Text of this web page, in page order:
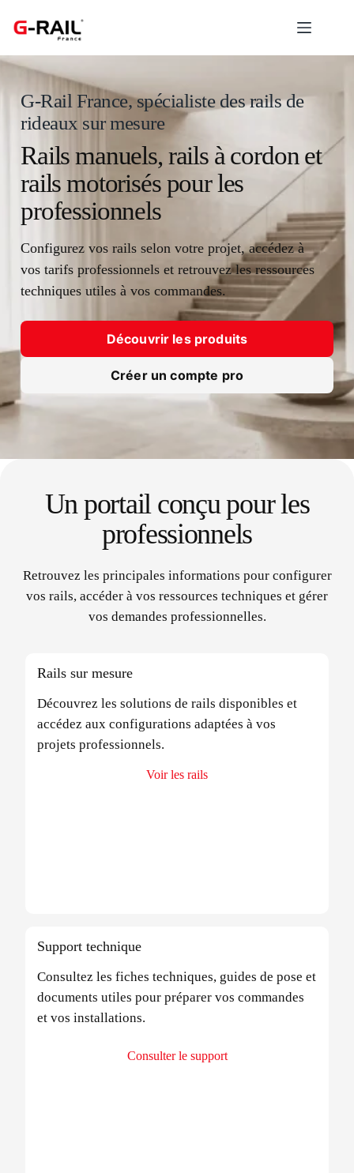
contenu
G-Rail France, spécialiste des rails de
rideaux sur mesure
Rails manuels, rails à cordon et
rails motorisés pour les
professionnels
Configurez vos rails selon votre projet, accédez à
vos tarifs professionnels et retrouvez les ressources
techniques utiles à vos commandes.
Découvrir les produits
Créer un compte pro
Un portail conçu pour les
professionnels
Retrouvez les principales informations pour configurer
vos rails, accéder à vos ressources techniques et gérer
vos demandes professionnelles.
Rails sur mesure
Découvrez les solutions de rails disponibles et
accédez aux configurations adaptées à vos
projets professionnels.
Voir les rails
Support technique
Consultez les fiches techniques, guides de pose et
documents utiles pour préparer vos commandes
et vos installations.
Consulter le support